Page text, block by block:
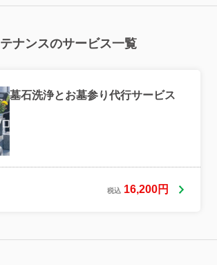
ナンスのサービス一覧
墓石洗浄とお墓参り代行サービス
税込 16,200円